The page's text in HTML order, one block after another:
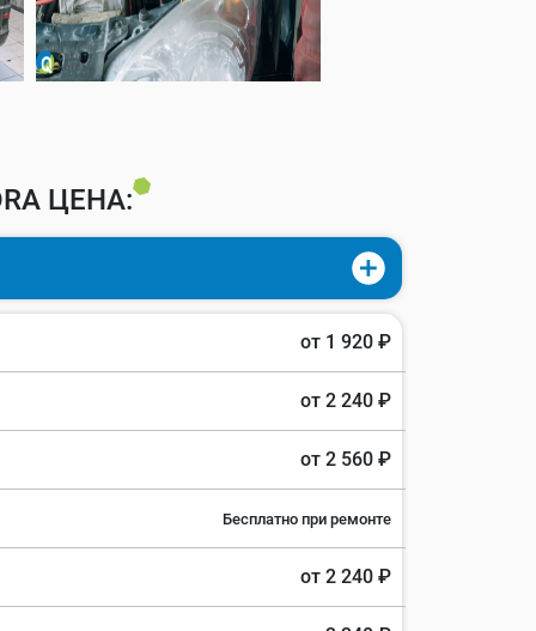
ЦЕНА:
от 1 920 ₽
от 2 240 ₽
от 2 560 ₽
Бесплатно при ремонте
от 2 240 ₽